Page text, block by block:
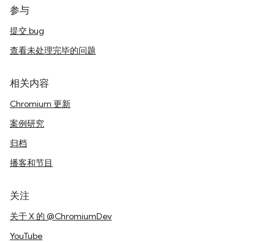
参与
提交 bug
查看未处理完毕的问题
相关内容
Chromium 更新
案例研究
归档
播客和节目
关注
关于 X 的 @ChromiumDev
YouTube